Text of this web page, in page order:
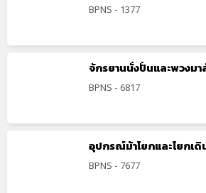
BPNS - 1377
จักรยานนั่งปั่นและพวงมา
BPNS - 6817
อุปกรณ์ม้าโยกและโยกเ
BPNS - 7677